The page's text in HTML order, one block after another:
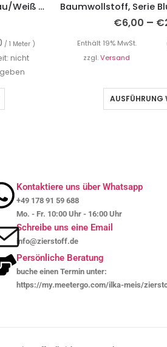
Baumwolle, Streifen Dunkelblau/Weiß – Baumwollstretch
/ 1 Meter )
nicht
€6,00 – €
Enthält 19% MwSt.
zzgl.Versand
AUSFÜHRUNG
Kontaktiere uns über Whatsapp
+49 178 91 59 688
Mo. - Fr. 10:00 Uhr - 16:00 Uhr
Schreibe uns eine Email
info@zierstoff.de
Persönliche Beratung
buche einen Termin unter:
https://my.meetergo.com/ilka-meis/